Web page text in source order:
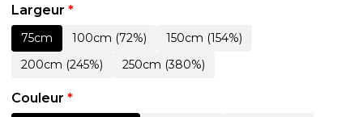
Largeur *
75cm 100cm (72%)
150cm (154%)
200cm (245%)
250cm (380%)
Couleur *